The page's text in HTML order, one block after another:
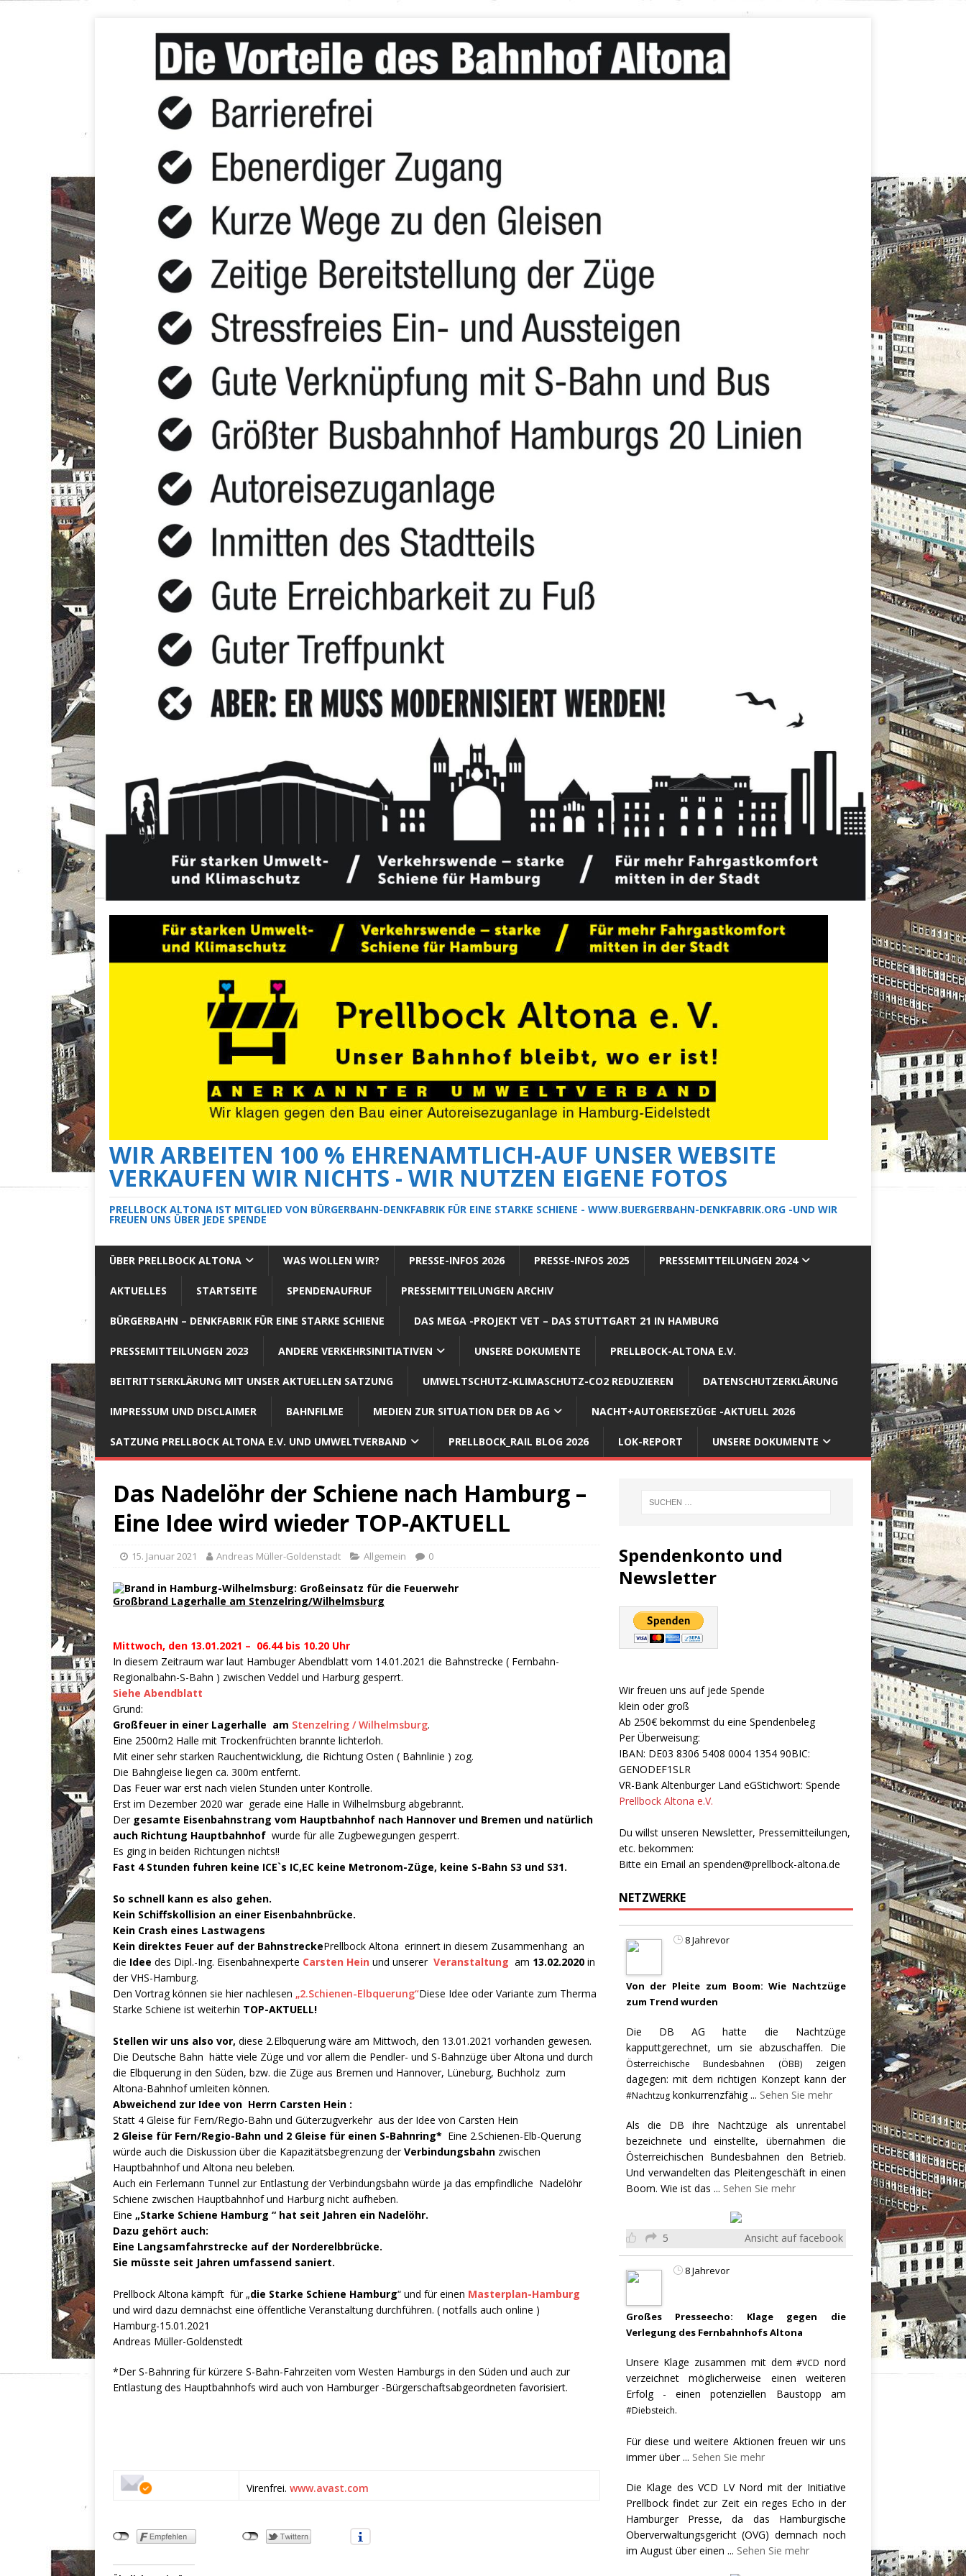
WIR ARBEITEN 100 % EHRENAMTLICH-AUF UNSER WEBSITE
VERKAUFEN WIR NICHTS - WIR NUTZEN EIGENE FOTOS
PRELLBOCK ALTONA IST MITGLIED VON BÜRGERBAHN-DENKFABRIK FÜR EINE STARKE SCHIENE - WWW.BUERGERBAHN-DENKFABRIK.ORG -UND WIR
FREUEN UNS ÜBER JEDE SPENDE
ÜBER PRELLBOCK ALTONA WAS WOLLEN WIR? PRESSE-INFOS 2026 PRESSE-INFOS 2025 PRESSEMITTEILUNGEN 2024
AKTUELLES STARTSEITE SPENDENAUFRUF PRESSEMITTEILUNGEN ARCHIV
BÜRGERBAHN – DENKFABRIK FÜR EINE STARKE SCHIENE DAS MEGA -PROJEKT VET – DAS STUTTGART 21 IN HAMBURG
PRESSEMITTEILUNGEN 2023 ANDERE VERKEHRSINITIATIVEN UNSERE DOKUMENTE PRELLBOCK-ALTONA E.V.
BEITRITTSERKLÄRUNG MIT UNSER AKTUELLEN SATZUNG UMWELTSCHUTZ-KLIMASCHUTZ-CO2 REDUZIEREN DATENSCHUTZERKLÄRUNG
IMPRESSUM UND DISCLAIMER BAHNFILME MEDIEN ZUR SITUATION DER DB AG NACHT+AUTOREISEZÜGE -AKTUELL 2026
SATZUNG PRELLBOCK ALTONA E.V. UND UMWELTVERBAND PRELLBOCK_RAIL BLOG 2026 LOK-REPORT UNSERE DOKUMENTE
Das Nadelöhr der Schiene nach Hamburg –
Eine Idee wird wieder TOP-AKTUELL
15. Januar 2021 Andreas Müller-Goldenstadt Allgemein 0
Großbrand Lagerhalle am Stenzelring/Wilhelmsburg
Mittwoch, den 13.01.2021 – 06.44 bis 10.20 Uhr
In diesem Zeitraum war laut Hambuger Abendblatt vom 14.01.2021 die Bahnstrecke ( Fernbahn-
Regionalbahn-S-Bahn ) zwischen Veddel und Harburg gesperrt.
Siehe Abendblatt
Grund:
Großfeuer in einer Lagerhalle am Stenzelring / Wilhelmsburg.
Eine 2500m2 Halle mit Trockenfrüchten brannte lichterloh.
Mit einer sehr starken Rauchentwicklung, die Richtung Osten ( Bahnlinie ) zog.
Die Bahngleise liegen ca. 300m entfernt.
Das Feuer war erst nach vielen Stunden unter Kontrolle.
Erst im Dezember 2020 war gerade eine Halle in Wilhelmsburg abgebrannt.
Der gesamte Eisenbahnstrang vom Hauptbahnhof nach Hannover und Bremen und natürlich
auch Richtung Hauptbahnhof wurde für alle Zugbewegungen gesperrt.
Es ging in beiden Richtungen nichts!!
Fast 4 Stunden fuhren keine ICE`s IC,EC keine Metronom-Züge, keine S-Bahn S3 und S31.
So schnell kann es also gehen.
Kein Schiffskollision an einer Eisenbahnbrücke.
Kein Crash eines Lastwagens
Kein direktes Feuer auf der BahnstreckePrellbock Altona erinnert in diesem Zusammenhang an
die Idee des Dipl.-Ing. Eisenbahnexperte Carsten Hein und unserer Veranstaltung am 13.02.2020 in
der VHS-Hamburg.
Den Vortrag können sie hier nachlesen „2.Schienen-Elbquerung“Diese Idee oder Variante zum Therma
Starke Schiene ist weiterhin TOP-AKTUELL!
Stellen wir uns also vor, diese 2.Elbquerung wäre am Mittwoch, den 13.01.2021 vorhanden gewesen.
Die Deutsche Bahn hätte viele Züge und vor allem die Pendler- und S-Bahnzüge über Altona und durch
die Elbquerung in den Süden, bzw. die Züge aus Bremen und Hannover, Lüneburg, Buchholz zum
Altona-Bahnhof umleiten können.
Abweichend zur Idee von Herrn Carsten Hein :
Statt 4 Gleise für Fern/Regio-Bahn und Güterzugverkehr aus der Idee von Carsten Hein
2 Gleise für Fern/Regio-Bahn und 2 Gleise für einen S-Bahnring* Eine 2.Schienen-Elb-Querung
würde auch die Diskussion über die Kapazitätsbegrenzung derVerbindungsbahn zwischen
Hauptbahnhof und Altona neu beleben.
Auch ein Ferlemann Tunnel zur Entlastung der Verbindungsbahn würde ja das empfindliche Nadelöhr
Schiene zwischen Hauptbahnhof und Harburg nicht aufheben.
Eine „Starke Schiene Hamburg “ hat seit Jahren ein Nadelöhr.
Dazu gehört auch:
Eine Langsamfahrstrecke auf der Norderelbbrücke.
Sie müsste seit Jahren umfassend saniert.
Prellbock Altona kämpft für „die Starke Schiene Hamburg“ und für einen Masterplan-Hamburg
und wird dazu demnächst eine öffentliche Veranstaltung durchführen. ( notfalls auch online )
Hamburg-15.01.2021
Andreas Müller-Goldenstedt
*Der S-Bahnring für kürzere S-Bahn-Fahrzeiten vom Westen Hamburgs in den Süden und auch zur
Entlastung des Hauptbahnhofs wird auch von Hamburger -Bürgerschaftsabgeordneten favorisiert.
Virenfrei. www.avast.com
Spendenkonto und
Newsletter
Wir freuen uns auf jede Spende
klein oder groß
Ab 250€ bekommst du eine Spendenbeleg
Per Überweisung:
IBAN: DE03 8306 5408 0004 1354 90BIC:
GENODEF1SLR
VR-Bank Altenburger Land eGStichwort: Spende
Prellbock Altona e.V.
Du willst unseren Newsletter, Pressemitteilungen,
etc. bekommen:
Bitte ein Email an spenden@prellbock-altona.de
NETZWERKE
8 Jahrevor
Von der Pleite zum Boom: Wie Nachtzüge
zum Trend wurden
Die DB AG hatte die Nachtzüge
kapputtgerechnet, um sie abzuschaffen. Die
Österreichische Bundesbahnen (ÖBB)zeigen
dagegen: mit dem richtigen Konzept kann der
#Nachtzugkonkurrenzfähig... Sehen Sie mehr
Als die DB ihre Nachtzüge als unrentabel
bezeichnete und einstellte, übernahmen die
Österreichischen Bundesbahnen den Betrieb.
Und verwandelten das Pleitengeschäft in einen
Boom. Wie ist das ... Sehen Sie mehr
5 Ansicht auf facebook
8 Jahrevor
Großes Presseecho: Klage gegen die
Verlegung des Fernbahnhofs Altona
Unsere Klage zusammen mit dem#VCD nord
verzeichnet möglicherweise einen weiteren
Erfolg - einen potenziellen Baustopp am
#Diebsteich.
Für diese und weitere Aktionen freuen wir uns
immer über... Sehen Sie mehr
Die Klage des VCD LV Nord mit der Initiative
Prellbock findet zur Zeit ein reges Echo in der
Hamburger Presse, da das Hamburgische
Oberverwaltungsgericht (OVG) demnach noch
im August über einen ... Sehen Sie mehr